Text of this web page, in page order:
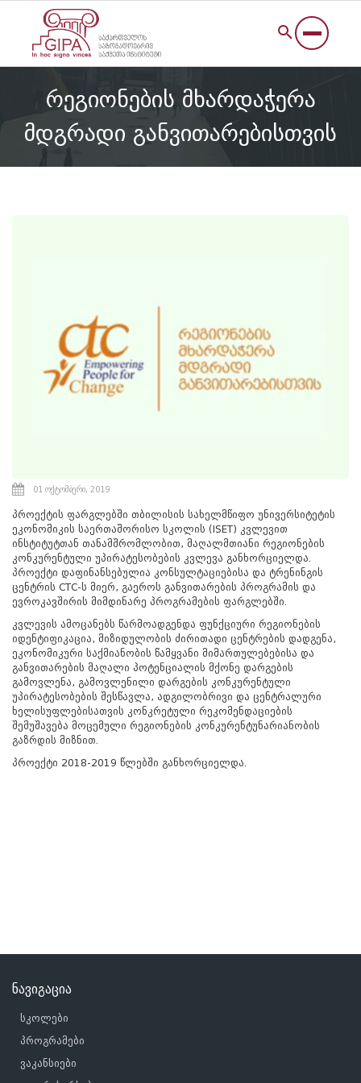
რეგიონების მხარდაჭერა
მდგრადი განვითარებისთვის
01 ოქტომბერი, 2019
პროექტის ფარგლებში თბილისის სახელმწიფო უნივერსიტეტის
ეკონომიკის საერთაშორისო სკოლის (ISET) კვლევით
ინსტიტუტთან თანამშრომლობით, მაღალმთიანი რეგიონების
კონკურენტული უპირატესობების კვლევა განხორციელდა.
პროექტი დაფინანსებულია კონსულტაციებისა და ტრენინგის
ცენტრის CTC-ს მიერ, გაეროს განვითარების პროგრამის და
ევროკავშირის მიმდინარე პროგრამების ფარგლებში.
კვლევის ამოცანებს წარმოადგენდა ფუნქციური რეგიონების
იდენტიფიკაცია, მიზიდულობის ძირითადი ცენტრების დადგენა,
ეკონომიკური საქმიანობის წამყვანი მიმართულებებისა და
განვითარების მაღალი პოტენციალის მქონე დარგების
გამოვლენა, გამოვლენილი დარგების კონკურენტული
უპირატესობების შესწავლა, ადგილობრივი და ცენტრალური
ხელისუფლებისათვის კონკრეტული რეკომენდაციების
შემუშავება მოცემული რეგიონების კონკურენტუნარიანობის
გაზრდის მიზნით.
პროექტი 2018-2019 წლებში განხორციელდა.
ნავიგაცია
სკოლები
პროგრამები
ვაკანსიები